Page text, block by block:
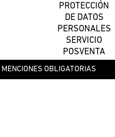
PROTECCIÓN
DE DATOS
PERSONALES
SERVICIO
POSVENTA
MENCIONES OBLIGATORIAS